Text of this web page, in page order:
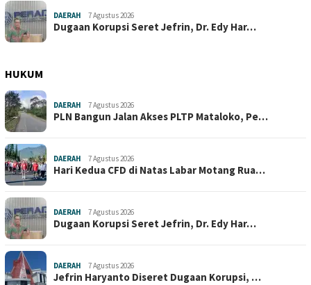
DAERAH 7 Agustus 2026
Dugaan Korupsi Seret Jefrin, Dr. Edy Har…
HUKUM
DAERAH 7 Agustus 2026
PLN Bangun Jalan Akses PLTP Mataloko, Pe…
DAERAH 7 Agustus 2026
Hari Kedua CFD di Natas Labar Motang Rua…
DAERAH 7 Agustus 2026
Dugaan Korupsi Seret Jefrin, Dr. Edy Har…
DAERAH 7 Agustus 2026
Jefrin Haryanto Diseret Dugaan Korupsi, …